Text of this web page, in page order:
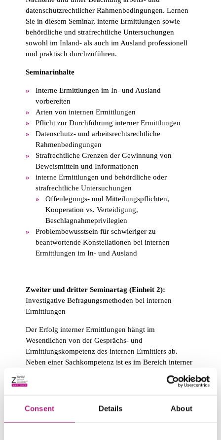
Consent Details About
datenschutzrechtlicher Rahmenbedingungen. Lernen
Sie in diesem Seminar, interne Ermittlungen sowie
behördliche und strafrechtliche Untersuchungen
sowohl im Inland- als auch im Ausland professionell
und praktisch durchzuführen.
Seminarinhalte
Interne Ermittlungen im In- und Ausland
vorbereiten
Arten von internen Ermittlungen
Pflicht zur Durchführung interner Ermittlungen
Datenschutz- und arbeitsrechtsrechtliche
Rahmenbedingungen
Strafrechtliche Grenzen der Gewinnung von
Beweismitteln und Informationen
interne Ermittlungen und behördliche oder
strafrechtliche Untersuchungen
Offenlegungs- und Mitteilungspflichten,
Kooperation vs. Verteidigung,
Beschlagnahmeprivilegien
Problembewusstsein für schwieriger zu
beantwortende Konstellationen bei internen
Ermittlungen im In- und Ausland
Zweiter und dritter Seminartag (Einheit 2):
Investigative Befragungsmethoden bei internen
Ermittlungen
Der Erfolg interner Ermittlungen hängt im
Wesentlichen von der Gesprächs- und
Ermittlungskompetenz des internen Ermittlers ab.
Neben einer Sachkompetenz ist es im Bereich interner
besonderer Wichtigkeit, dass Compliance Officer
Investigativgespräche sind. Darüber hinaus führen